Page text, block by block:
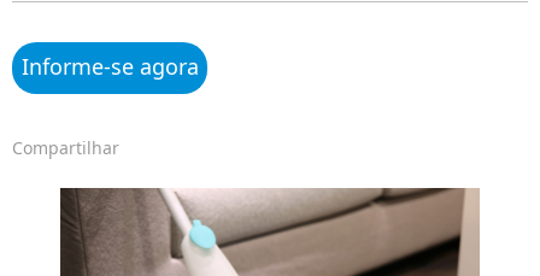
Informe-se agora
Compartilhar